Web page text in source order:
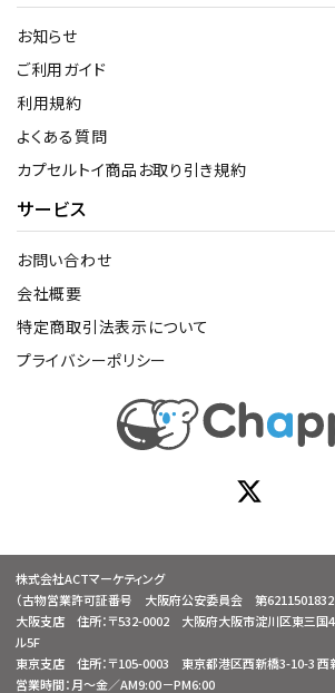
お知らせ
ご利用ガイド
利用規約
よくある質問
カプセルトイ商品お取り引き規約
サービス
お問い合わせ
会社概要
特定商取引法表示について
プライバシーポリシー
株式会社ACTマーケティング
（古物営業許可証番号 大阪府公安委員会 第
大阪支店 住所：〒532-0002 大阪府大阪市淀川区東三国4-
ル5F
東京支店 住所：〒105-0003 東京都港区西新橋3-10-3 西
営業時間：月～金／AM9:00－PM6:00